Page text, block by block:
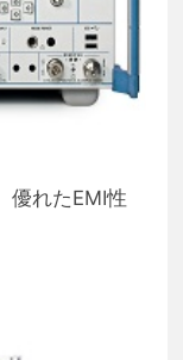
優れたEMI性